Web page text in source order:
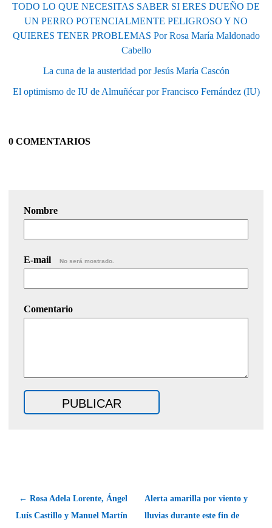
TODO LO QUE NECESITAS SABER SI ERES DUEÑO DE
UN PERRO POTENCIALMENTE PELIGROSO Y NO
QUIERES TENER PROBLEMAS Por Rosa María Maldonado
Cabello
La cuna de la austeridad por Jesús María Cascón
El optimismo de IU de Almuñécar por Francisco Fernández (IU)
0 COMENTARIOS
Nombre
E-mail No será mostrado.
Comentario
← Rosa Adela Lorente, Ángel
Luís Castillo y Manuel Martín
Alerta amarilla por viento y
lluvias durante este fin de